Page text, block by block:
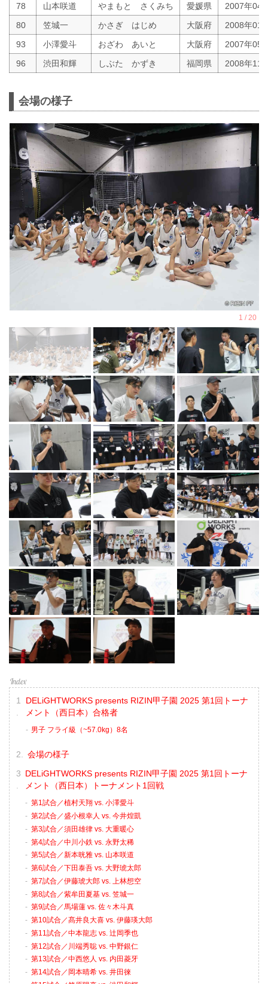
78
山本咲道 やまもと さくみち 愛媛県
2007年04
80
笠城一 かさぎ はじめ 大阪府
2008年01
93
小澤愛斗 おざわ あいと 大阪府
2007年05
96
渋田和輝 しぶた かずき 福岡県 2008年11
会場の様子
DELiGHTWORKS presents RIZIN甲子園 2025 第1回トーナ
メント（西日本）合格者
男子 フライ級（~57.0kg）8名
会場の様子
DELiGHTWORKS presents RIZIN甲子園 2025 第1回トーナ
メント（西日本）トーナメント1回戦
第1試合／植村天翔 vs. 小澤愛斗
第2試合／盛小根幸人 vs. 今井煌凱
第3試合／須田雄律 vs. 大重暖心
第4試合／中川小鉄 vs. 永野太稀
第5試合／新本晄雅 vs. 山本咲道
第6試合／下田泰吾 vs. 大野琥太郎
第7試合／伊藤琥大郎 vs. 上林想空
第8試合／紫牟田夏基 vs. 笠城一
第9試合／馬場蓮 vs. 佐々木斗真
第10試合／髙井良大喜 vs. 伊藤瑛大郎
第11試合／中本龍志 vs. 辻岡季也
第12試合／川端秀聡 vs. 中野銀仁
第13試合／中西悠人 vs. 内田菱牙
第14試合／岡本晴希 vs. 井田徠